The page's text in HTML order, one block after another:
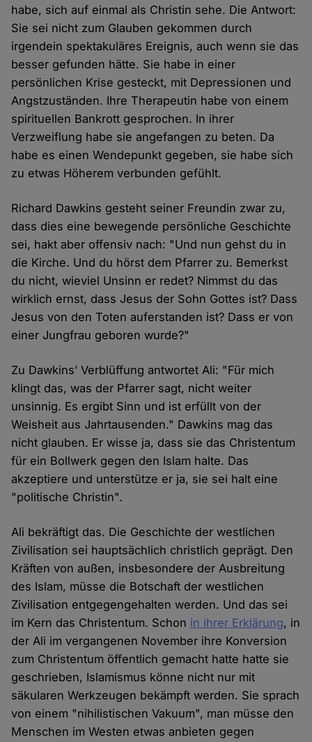
habe, sich auf einmal als Christin sehe. Die Antwort:
Sie sei nicht zum Glauben gekommen durch
irgendein spektakuläres Ereignis, auch wenn sie das
besser gefunden hätte. Sie habe in einer
persönlichen Krise gesteckt, mit Depressionen und
Angstzuständen. Ihre Therapeutin habe von einem
spirituellen Bankrott gesprochen. In ihrer
Verzweiflung habe sie angefangen zu beten. Da
habe es einen Wendepunkt gegeben, sie habe sich
zu etwas Höherem verbunden gefühlt.
Richard Dawkins gesteht seiner Freundin zwar zu,
dass dies eine bewegende persönliche Geschichte
sei, hakt aber offensiv nach: "Und nun gehst du in
die Kirche. Und du hörst dem Pfarrer zu. Bemerkst
du nicht, wieviel Unsinn er redet? Nimmst du das
wirklich ernst, dass Jesus der Sohn Gottes ist? Dass
Jesus von den Toten auferstanden ist? Dass er von
einer Jungfrau geboren wurde?"
Zu Dawkins’ Verblüffung antwortet Ali: "Für mich
klingt das, was der Pfarrer sagt, nicht weiter
unsinnig. Es ergibt Sinn und ist erfüllt von der
Weisheit aus Jahrtausenden." Dawkins mag das
nicht glauben. Er wisse ja, dass sie das Christentum
für ein Bollwerk gegen den Islam halte. Das
akzeptiere und unterstütze er ja, sie sei halt eine
"politische Christin".
Ali bekräftigt das. Die Geschichte der westlichen
Zivilisation sei hauptsächlich christlich geprägt. Den
Kräften von außen, insbesondere der Ausbreitung
des Islam, müsse die Botschaft der westlichen
Zivilisation entgegengehalten werden. Und das sei
im Kern das Christentum. Schon in ihrer Erklärung, in
der Ali im vergangenen November ihre Konversion
zum Christentum öffentlich gemacht hatte hatte sie
geschrieben, Islamismus könne nicht nur mit
säkularen Werkzeugen bekämpft werden. Sie sprach
von einem "nihilistischen Vakuum", man müsse den
Menschen im Westen etwas anbieten gegen